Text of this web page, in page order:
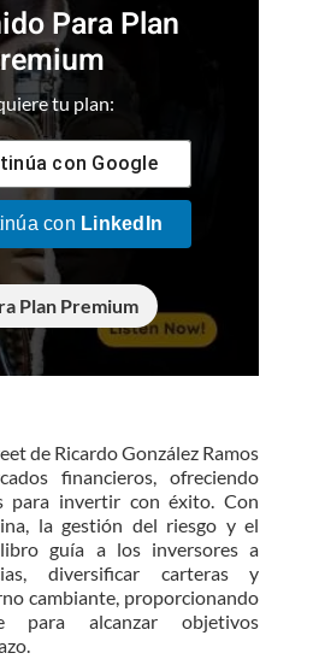
Para Plan
tu plan:
con Google
con LinkedIn
Plan Premium
de Ricardo González Ramos
financieros, ofreciendo
para invertir con éxito. Con
la gestión del riesgo y el
guía a los inversores a
diversificar carteras y
cambiante, proporcionando
para alcanzar objetivos